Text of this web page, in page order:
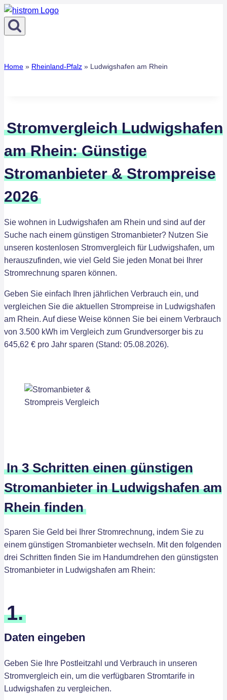
Zum
Inhalt
springen
Home » Rheinland-Pfalz » Ludwigshafen am Rhein
Stromvergleich Ludwigshafen
am Rhein: Günstige
Stromanbieter & Strompreise
2026
Sie wohnen in Ludwigshafen am Rhein und sind auf der
Suche nach einem günstigen Stromanbieter? Nutzen Sie
unseren kostenlosen Stromvergleich für Ludwigshafen, um
herauszufinden, wie viel Geld Sie jeden Monat bei Ihrer
Stromrechnung sparen können.
Geben Sie einfach Ihren jährlichen Verbrauch ein, und
vergleichen Sie die aktuellen Strompreise in Ludwigshafen
am Rhein. Auf diese Weise können Sie bei einem Verbrauch
von 3.500 kWh im Vergleich zum Grundversorger bis zu
645,62 € pro Jahr sparen (Stand: 05.08.2026).
In 3 Schritten einen günstigen
Stromanbieter in Ludwigshafen am
Rhein finden
Sparen Sie Geld bei Ihrer Stromrechnung, indem Sie zu
einem günstigen Stromanbieter wechseln. Mit den folgenden
drei Schritten finden Sie im Handumdrehen den günstigsten
Stromanbieter in Ludwigshafen am Rhein:
1.
Daten eingeben
Geben Sie Ihre Postleitzahl und Verbrauch in unseren
Stromvergleich ein, um die verfügbaren Stromtarife in
Ludwigshafen zu vergleichen.